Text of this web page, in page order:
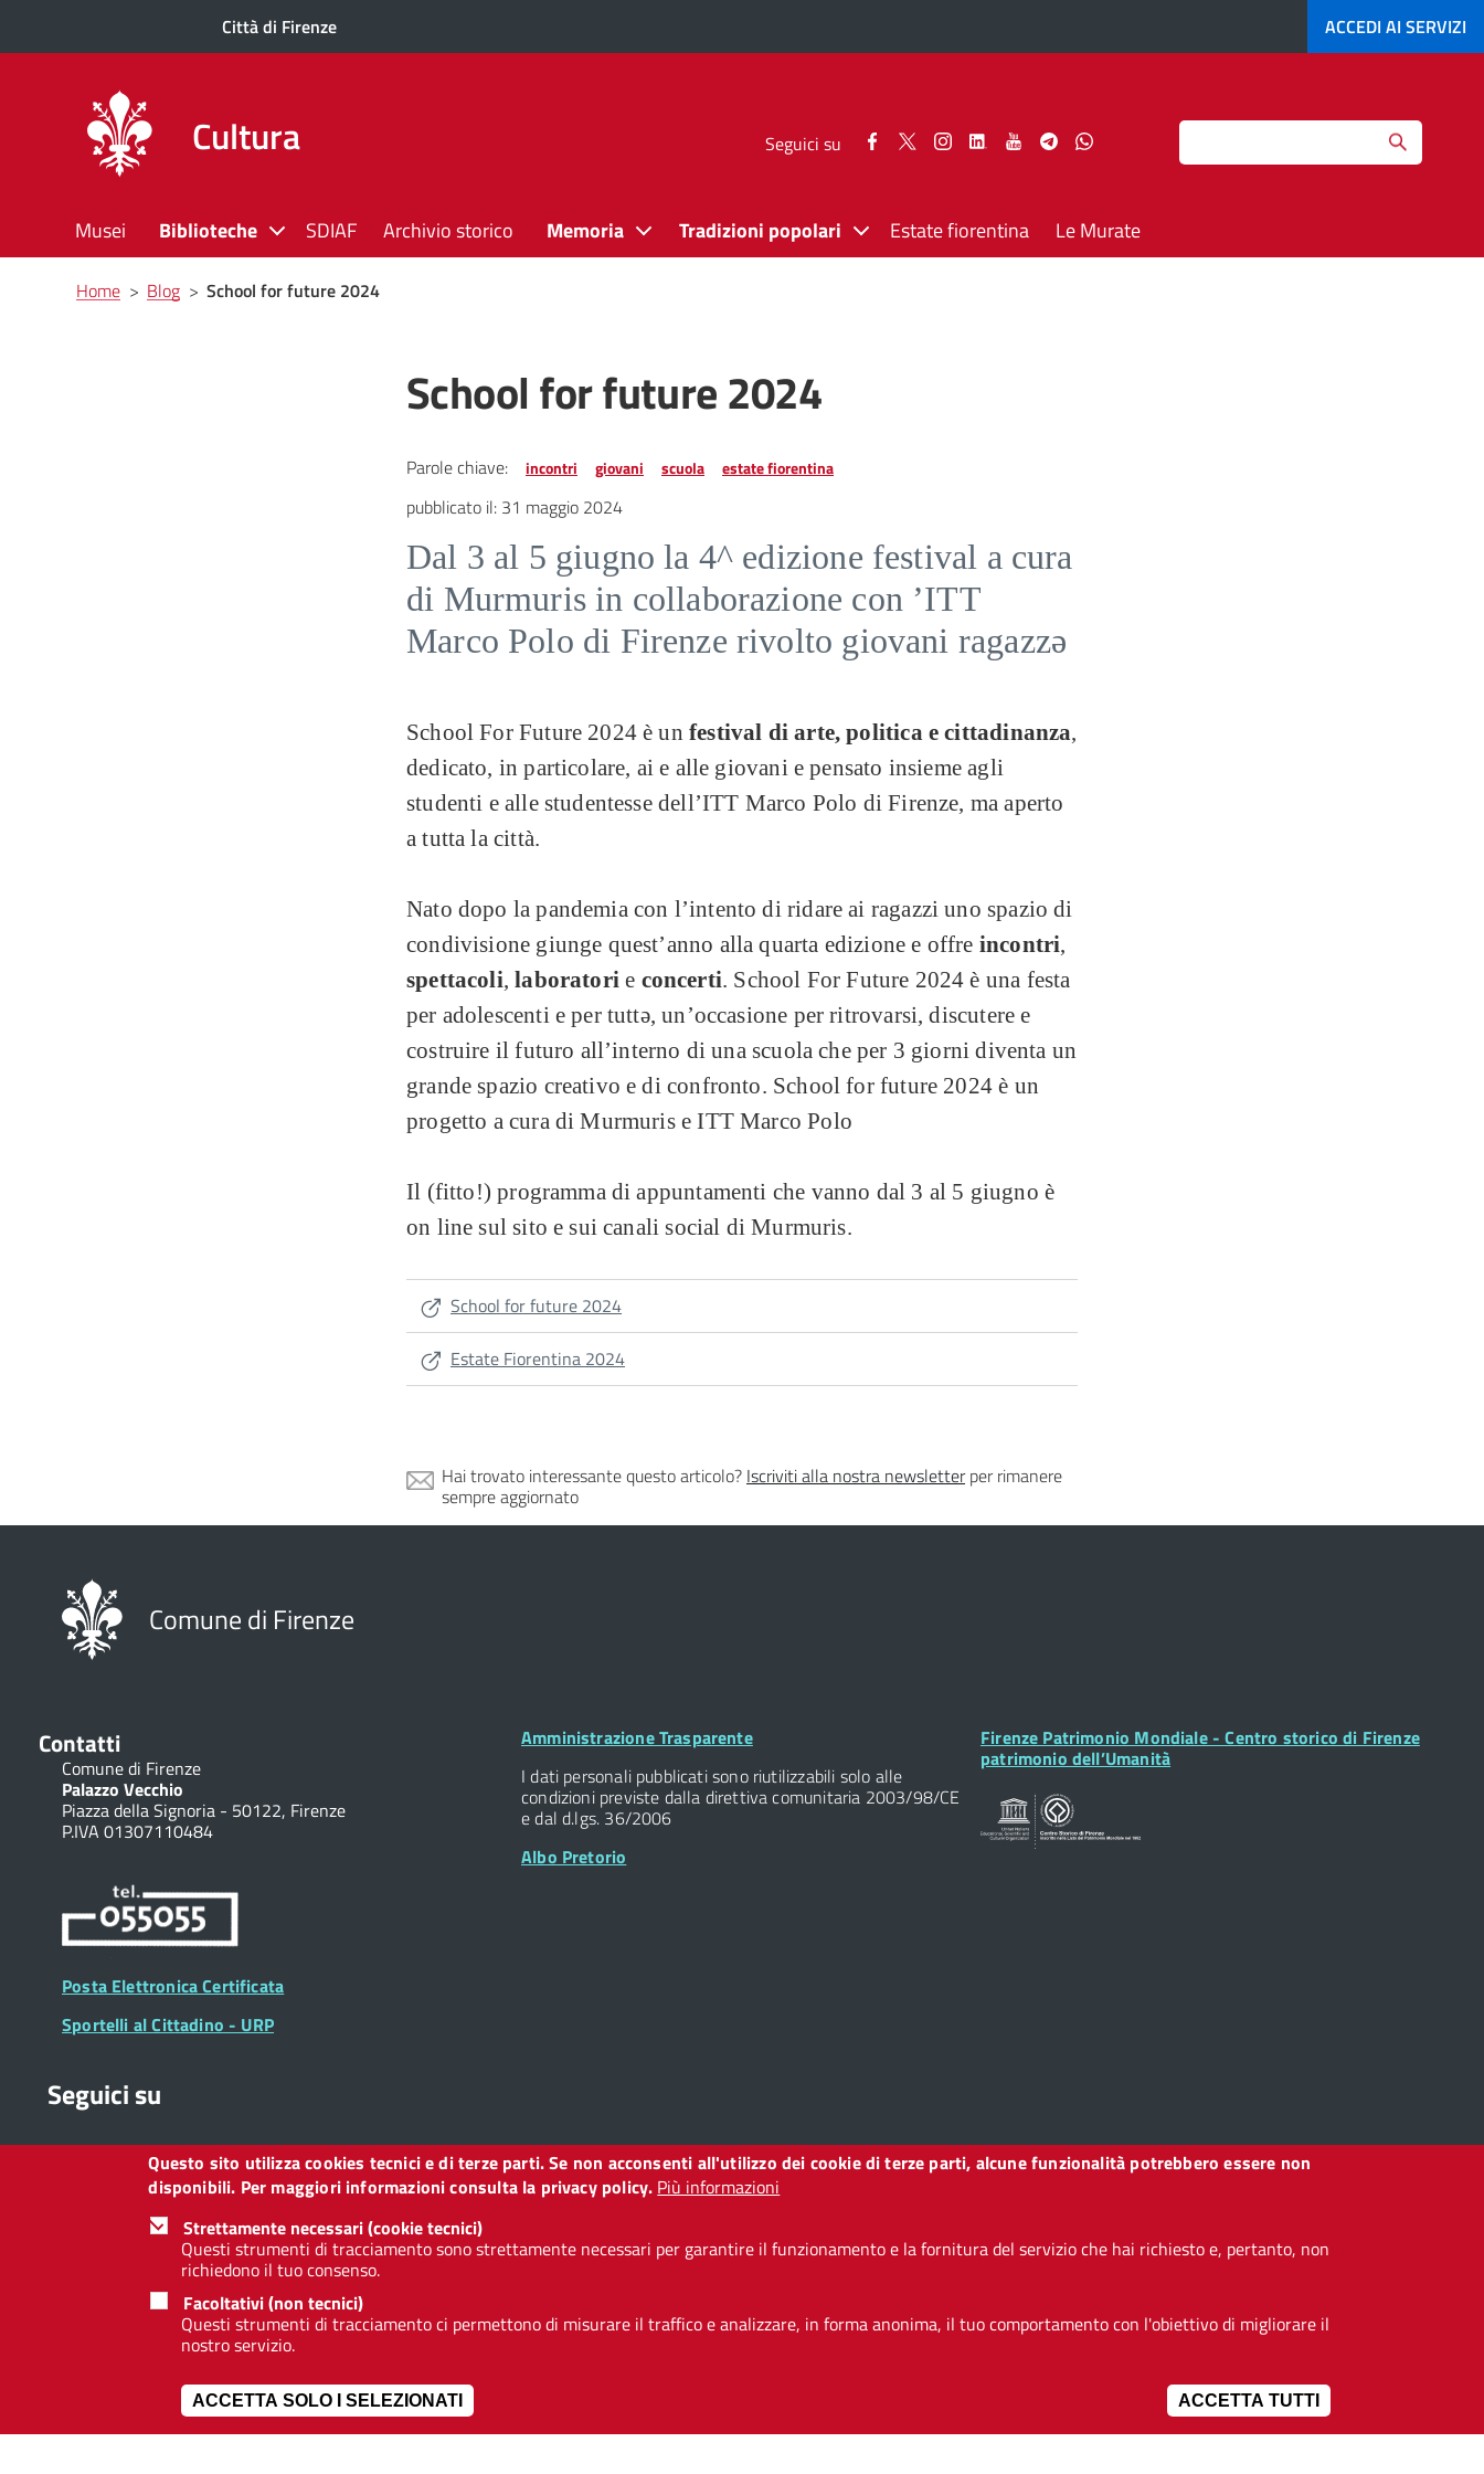
Città di Firenze ACCEDI AI SERVIZI
Cultura Seguici su
Seguici SeguiciSeguici Seguici SeguiciSeguiciSeguici
Search
Musei Biblioteche SDIAF Archivio storico Memoria Tradizioni popolari Estate fiorentina Le Murate
Briciole
di
Home> Blog> School for future 2024
School for future 2024
Parole chiave: incontri giovani scuola estate fiorentina
pubblicato il: 31 maggio 2024
Dal 3 al 5 giugno la 4^ edizione festival a cura
di Murmuris in collaborazione con ’ITT
Marco Polo di Firenze rivolto giovani ragazzə
School For Future 2024 è unfestival di arte, politica e cittadinanza,
dedicato, in particolare, ai e alle giovani e pensato insieme agli
studenti e alle studentesse dell’ITT Marco Polo di Firenze, ma aperto
a tutta la città.
Nato dopo la pandemia con l’intento di ridare ai ragazzi uno spazio di
condivisione giunge quest’anno alla quarta edizione e offre incontri,
spettacoli,laboratorie concerti. School For Future 2024 è una festa
per adolescenti e per tuttә, un’occasione per ritrovarsi, discutere e
costruire il futuro all’interno di una scuola che per 3 giorni diventa un
grande spazio creativo e di confronto. School for future 2024 è un
progetto a cura di Murmuris e ITT Marco Polo
Il (fitto!) programma di appuntamenti che vanno dal 3 al 5 giugno è
on line sul sito e sui canali social di Murmuris.
School for future 2024
Estate Fiorentina 2024
Hai trovato interessante questo articolo? Iscriviti alla nostra newsletterper rimanere
sempre aggiornato
Comune di Firenze
Contatti
Comune di Firenze
Palazzo Vecchio
Piazza della Signoria - 50122, Firenze
P.IVA 01307110484
Posta Elettronica Certificata
Sportelli al Cittadino - URP
Footer
Amministrazione Trasparente
I dati personali pubblicati sono riutilizzabili solo alle
condizioni previste dalla direttiva comunitaria 2003/98/CE
e dal d.lgs. 36/2006
Albo Pretorio
Footer
Widget
Firenze Patrimonio Mondiale - Centro storico di Firenze
patrimonio dell’Umanità
Seguici su
Collegamento
Facebook
Collegamento
a
Twitter
Collegamento
a
Instagram
Collegamento
a
LinkedIn
Collegamento
a
You
Tube
Collegamento
a
Telegram
Collegamento
a
Whatsapp
Redazione web Privacy Note legali
Questo sito utilizza cookies tecnici e di terze parti. Se non acconsenti all'utilizzo dei cookie di terze parti, alcune funzionalità potrebbero essere non
disponibili. Per maggiori informazioni consulta la privacy policy. Più informazioni
Strettamente necessari (cookie tecnici)
Questi strumenti di tracciamento sono strettamente necessari per garantire il funzionamento e la fornitura del servizio che hai richiesto e, pertanto, non
richiedono il tuo consenso.
Facoltativi (non tecnici)
Questi strumenti di tracciamento ci permettono di misurare il traffico e analizzare, in forma anonima, il tuo comportamento con l'obiettivo di migliorare il
nostro servizio.
ACCETTA SOLO I SELEZIONATI ACCETTA TUTTI